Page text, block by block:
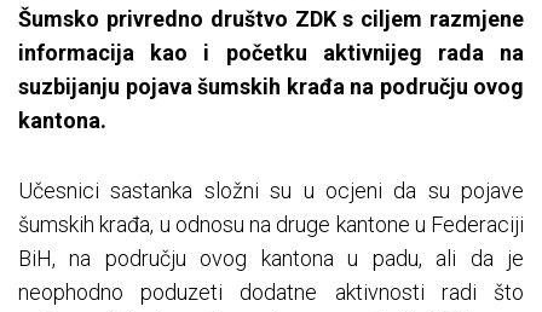
Šumsko privredno društvo ZDK s ciljem razmjene
informacija kao i početku aktivnijeg rada na
suzbijanju pojava šumskih krađa na području ovog
kantona.
Učesnici sastanka složni su u ocjeni da su pojave
šumskih krađa, u odnosu na druge kantone u Federaciji
BiH, na području ovog kantona u padu, ali da je
neophodno poduzeti dodatne aktivnosti radi što